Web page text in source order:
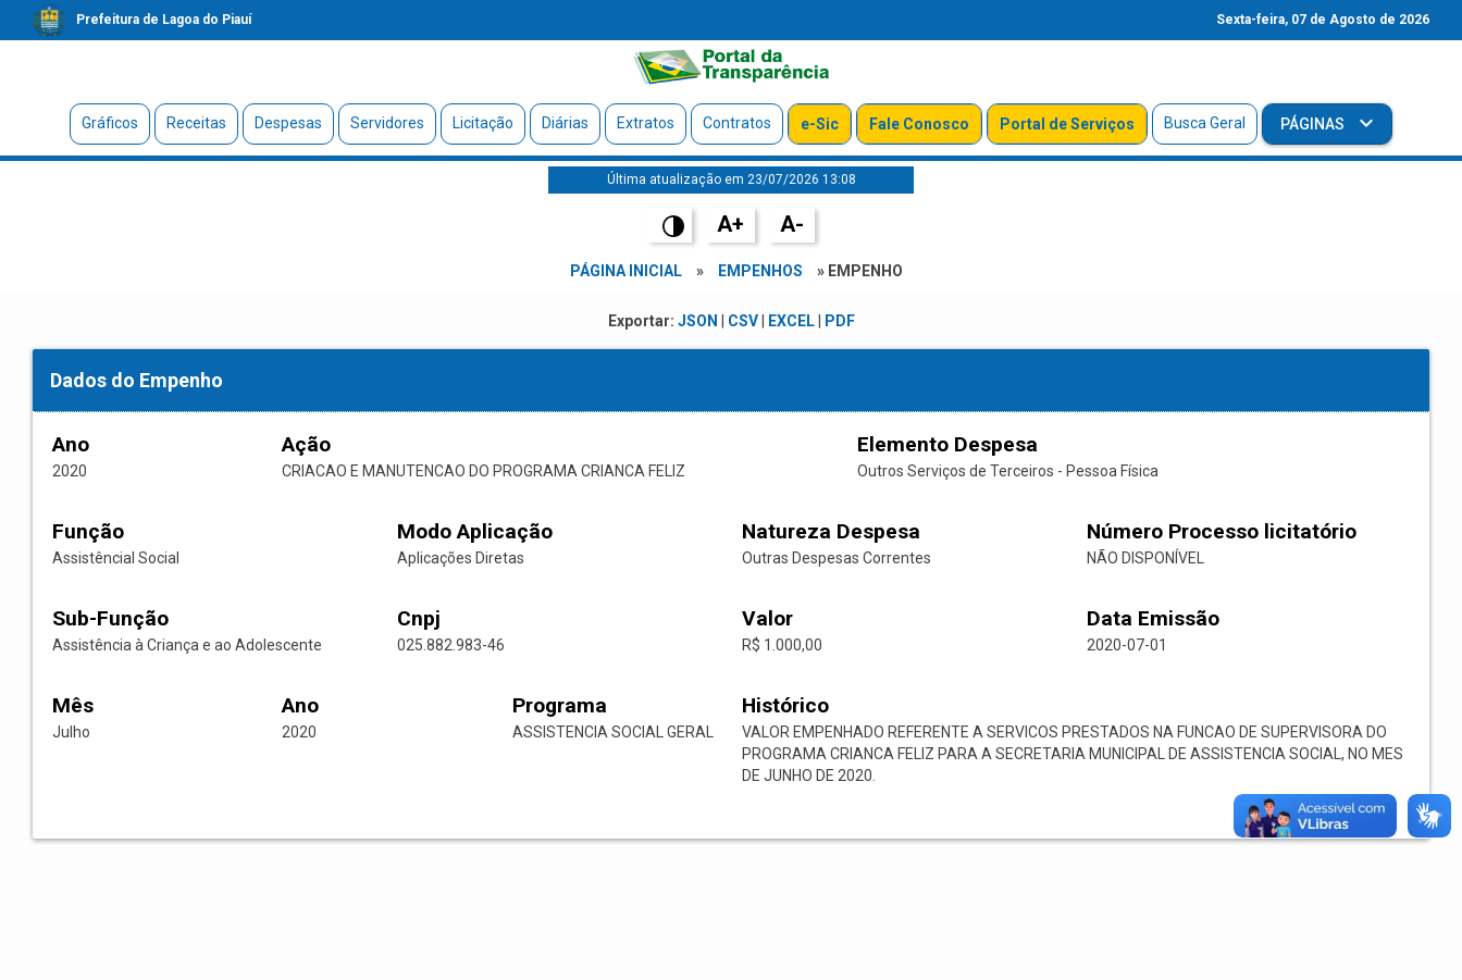
Prefeitura de Lagoa do Piauí Sexta-feira, 07 de Agosto de 2026
Gráficos Receitas Despesas Servidores Licitação Diárias Extratos Contratos e-Sic Fale Conosco Portal de Serviços Busca Geral PÁGINAS
Última atualização em 23/07/2026 13:08
A+ A-
PÁGINA INICIAL » EMPENHOS » EMPENHO
Exportar: JSON CSV| EXCEL| PDF
Dados do Empenho
Ano
2020
Ação
CRIACAO E MANUTENCAO DO PROGRAMA CRIANCA FELIZ
Elemento Despesa
Outros Serviços de Terceiros - Pessoa Física
Função
Assistêncial Social
Modo Aplicação
Aplicações Diretas
Natureza Despesa
Outras Despesas Correntes
Número Processo licitatório
NÃO DISPONÍVEL
Sub-Função
Assistência à Criança e ao Adolescente
Cnpj
025.882.983-46
Valor
R$ 1.000,00
Data Emissão
2020-07-01
Mês
Julho
Ano
2020
Programa
ASSISTENCIA SOCIAL GERAL
Histórico
VALOR EMPENHADO REFERENTE A SERVICOS PRESTADOS NA FUNCAO DE SUPERVISORA DO
PROGRAMA CRIANCA FELIZ PARA A SECRETARIA MUNICIPAL DE ASSISTENCIA SOCIAL, NO MES
DE JUNHO DE 2020.